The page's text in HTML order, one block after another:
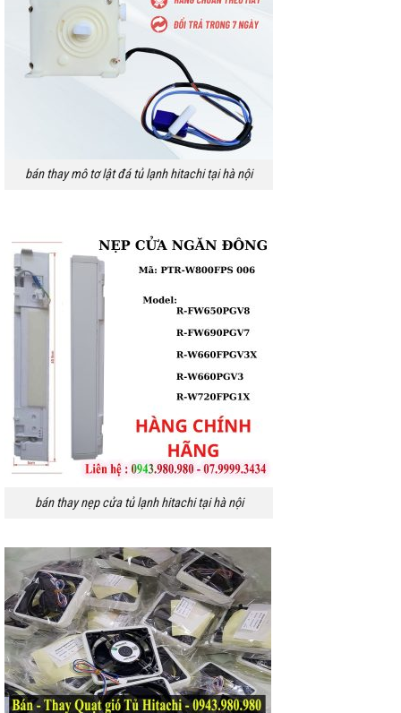
bán thay mô tơ lật đá tủ lạnh hitachi tại hà nội
bán thay nẹp cửa tủ lạnh hitachi tại hà nội